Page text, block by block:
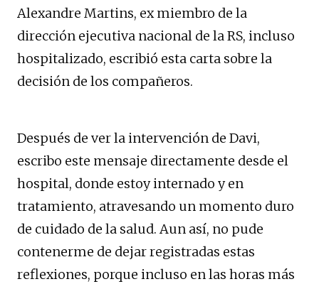
Alexandre Martins, ex miembro de la
dirección ejecutiva nacional de la RS, incluso
hospitalizado, escribió esta carta sobre la
decisión de los compañeros.
Después de ver la intervención de Davi,
escribo este mensaje directamente desde el
hospital, donde estoy internado y en
tratamiento, atravesando un momento duro
de cuidado de la salud. Aun así, no pude
contenerme de dejar registradas estas
reflexiones, porque incluso en las horas más